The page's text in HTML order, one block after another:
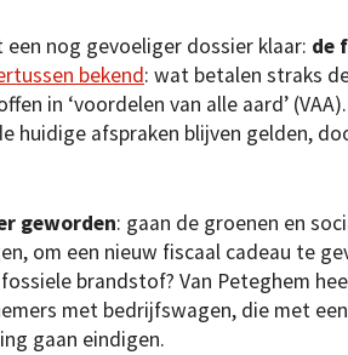
nog gevoeliger dossier klaar: de
bekend: wat betalen straks
in ‘voordelen van alle aard’
huidige afspraken blijven gelden,
geworden: gaan de groenen en
om een nieuw fiscaal cadeau te
brandstof? Van Peteghem
met bedrijfswagen, die met
gaan eindigen.